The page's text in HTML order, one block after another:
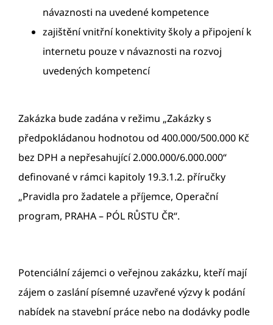
návaznosti na uvedené kompetence
zajištění vnitřní konektivity školy a připojení k
internetu pouze v návaznosti na rozvoj
uvedených kompetencí
Zakázka bude zadána v režimu „Zakázky s
předpokládanou hodnotou od 400.000/500.000 Kč
bez DPH a nepřesahující 2.000.000/6.000.000“
definované v rámci kapitoly 19.3.1.2. příručky
„Pravidla pro žadatele a příjemce, Operační
program, PRAHA – PÓL RŮSTU ČR“.
Potenciální zájemci o veřejnou zakázku, kteří mají
zájem o zaslání písemné uzavřené výzvy k podání
nabídek na stavební práce nebo na dodávky podle